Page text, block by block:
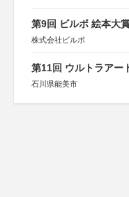
第9回 ビルボ 絵本大
株式会社ビルボ
第11回 ウルトラアー
石川県能美市